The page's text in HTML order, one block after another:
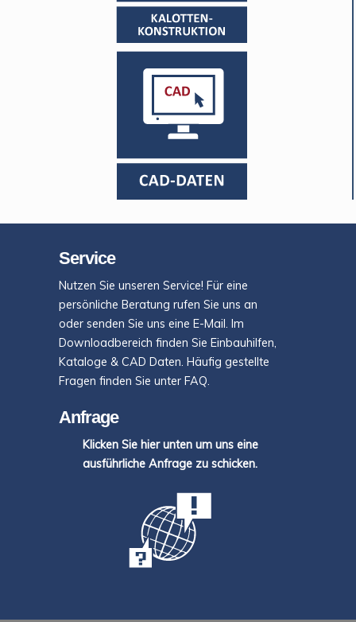
Service
Nutzen Sie unseren Service! Für eine
persönliche Beratung rufen Sie uns an
oder senden Sie uns eine E-Mail. Im
Downloadbereich finden Sie Einbauhilfen,
Kataloge & CAD Daten. Häufig gestellte
Fragen finden Sie unter FAQ.
Anfrage
Klicken Sie hier unten um uns eine
ausführliche Anfrage zu schicken.